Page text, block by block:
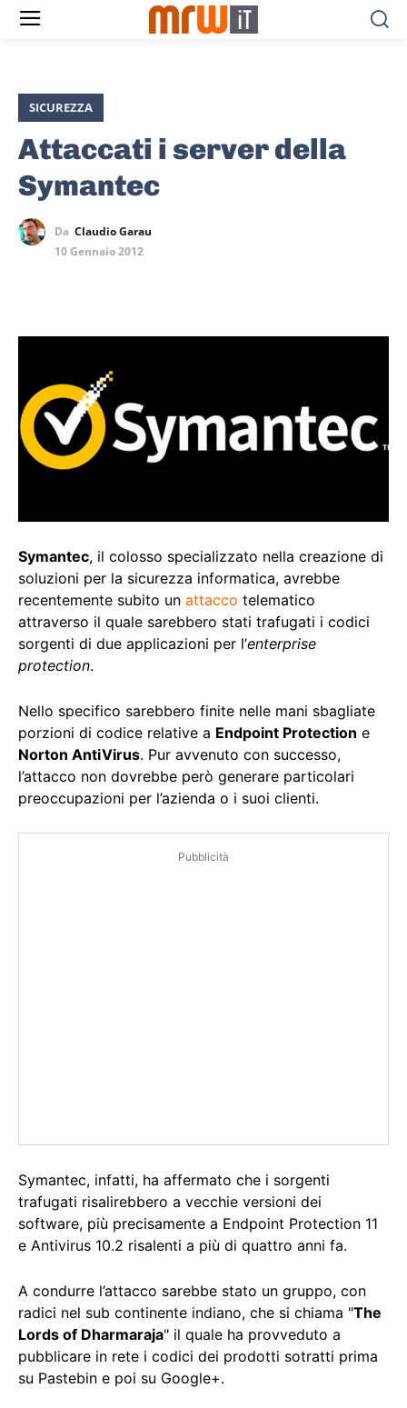
SICUREZZA
Attaccati i server della
Symantec
Da Claudio Garau
10 Gennaio 2012
Symantec, il colosso specializzato nella creazione di
soluzioni per la sicurezza informatica, avrebbe
recentemente subito un attacco telematico
attraverso il quale sarebbero stati trafugati i codici
sorgenti di due applicazioni per l’enterprise
protection.
Nello specifico sarebbero finite nelle mani sbagliate
porzioni di codice relative a Endpoint Protection e
Norton AntiVirus. Pur avvenuto con successo,
l’attacco non dovrebbe però generare particolari
preoccupazioni per l’azienda o i suoi clienti.
Pubblicità
Symantec, infatti, ha affermato che i sorgenti
trafugati risalirebbero a vecchie versioni dei
software, più precisamente a Endpoint Protection 11
e Antivirus 10.2 risalenti a più di quattro anni fa.
A condurre l’attacco sarebbe stato un gruppo, con
radici nel sub continente indiano, che si chiama "The
Lords of Dharmaraja" il quale ha provveduto a
pubblicare in rete i codici dei prodotti sotratti prima
su Pastebin e poi su Google+.